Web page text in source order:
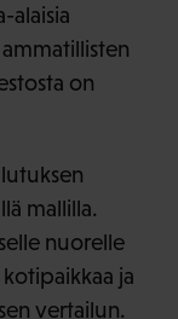
alaisia
on
mallilla.
nuorelle
ja
vertailun.